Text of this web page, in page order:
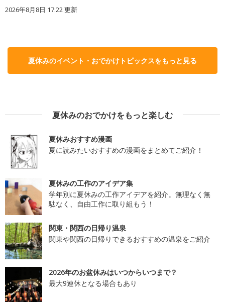
2026年8月8日 17:22 更新
夏休みのイベント・おでかけトピックスをもっと見る
夏休みのおでかけをもっと楽しむ
夏休みおすすめ漫画
夏に読みたいおすすめの漫画をまとめてご紹介！
夏休みの工作のアイデア集
学年別に夏休みの工作アイデアを紹介。無理なく無
駄なく、自由工作に取り組もう！
関東・関西の日帰り温泉
関東や関西の日帰りできるおすすめの温泉をご紹介
2026年のお盆休みはいつからいつまで？
最大9連休となる場合もあり